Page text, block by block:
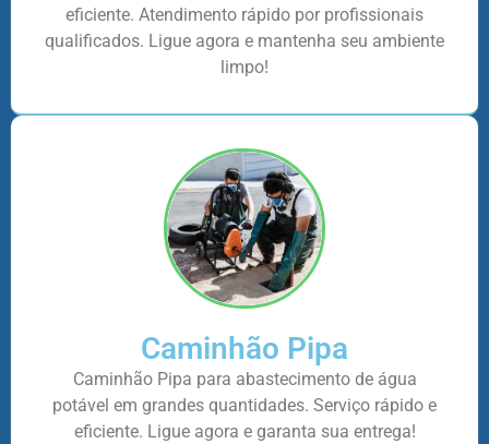
eficiente. Atendimento rápido por profissionais
qualificados. Ligue agora e mantenha seu ambiente
limpo!
Caminhão Pipa
Caminhão Pipa para abastecimento de água
potável em grandes quantidades. Serviço rápido e
eficiente. Ligue agora e garanta sua entrega!